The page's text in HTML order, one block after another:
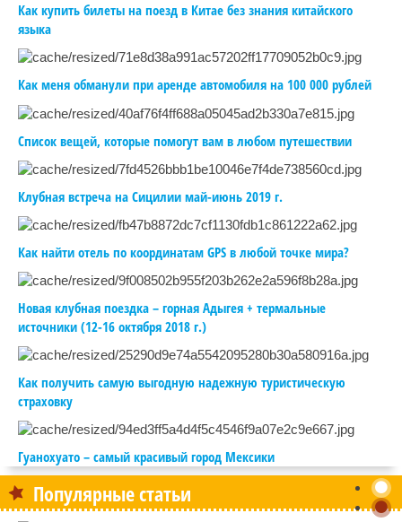
Как купить билеты на поезд в Китае без знания китайского
языка
Как меня обманули при аренде автомобиля на 100 000 рублей
Список вещей, которые помогут вам в любом путешествии
Клубная встреча на Сицилии май-июнь 2019 г.
Как найти отель по координатам GPS в любой точке мира?
Новая клубная поездка – горная Адыгея + термальные
источники (12-16 октября 2018 г.)
Как получить самую выгодную надежную туристическую
страховку
Гуанохуато – самый красивый город Мексики
Популярные статьи